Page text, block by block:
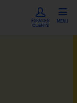
ESPACES
CLIENTS
MENU